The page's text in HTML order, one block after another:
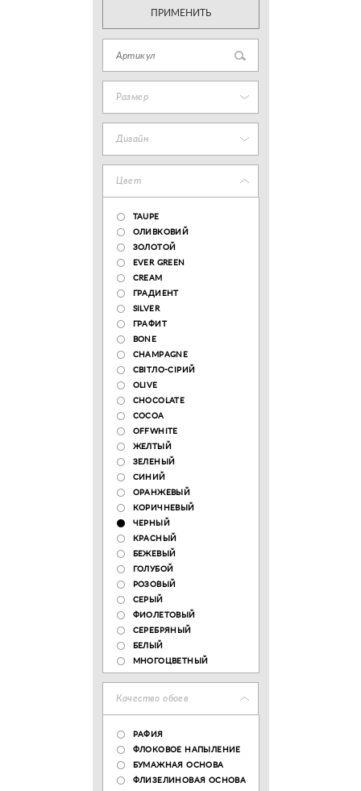
ПРИМЕНИТЬ
Размер
Дизайн
Цвет
TAUPE
ОЛИВКОВИЙ
ЗОЛОТОЙ
EVER GREEN
CREAM
ГРАДИЕНТ
SILVER
ГРАФИТ
BONE
CHAMPAGNE
СВІТЛО-СІРИЙ
OLIVE
CHOCOLATE
COCOA
OFFWHITE
ЖЕЛТЫЙ
ЗЕЛЕНЫЙ
СИНИЙ
ОРАНЖЕВЫЙ
КОРИЧНЕВЫЙ
ЧЕРНЫЙ
КРАСНЫЙ
БЕЖЕВЫЙ
ГОЛУБОЙ
РОЗОВЫЙ
СЕРЫЙ
ФИОЛЕТОВЫЙ
СЕРЕБРЯНЫЙ
БЕЛЫЙ
МНОГОЦВЕТНЫЙ
Качество обоев
РАФИЯ
ФЛОКОВОЕ НАПЫЛЕНИЕ
БУМАЖНАЯ ОСНОВА
ФЛИЗЕЛИНОВАЯ ОСНОВА